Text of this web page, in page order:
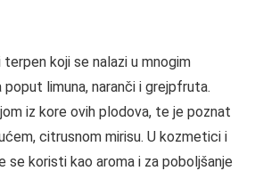
terpen koji se nalazi u mnogim
limuna, naranči i grejpfruta.
iz kore ovih plodova, te je poznat
citrusnom mirisu. U kozmetici i
se koristi kao aroma i za poboljšanje